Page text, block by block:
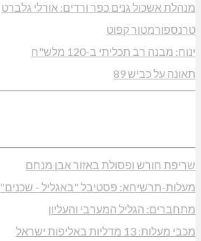
מנהלת אשכול גנים כפר ורדים: אורלי גלברט
טרנספורמטור קפוט
ינוח: מבנה רב תכליתי ב-120 מלש"ח
תאונה על כביש 89
שריפת חורש ופסולת באזור אבן מנחם
מעלות-תרשיחא: פסטיבל "באגליל - שכנים"
מתחברים: הגליל המערבי והעליון
מכבי מעלות: 13 מדליות באליפות ישראל